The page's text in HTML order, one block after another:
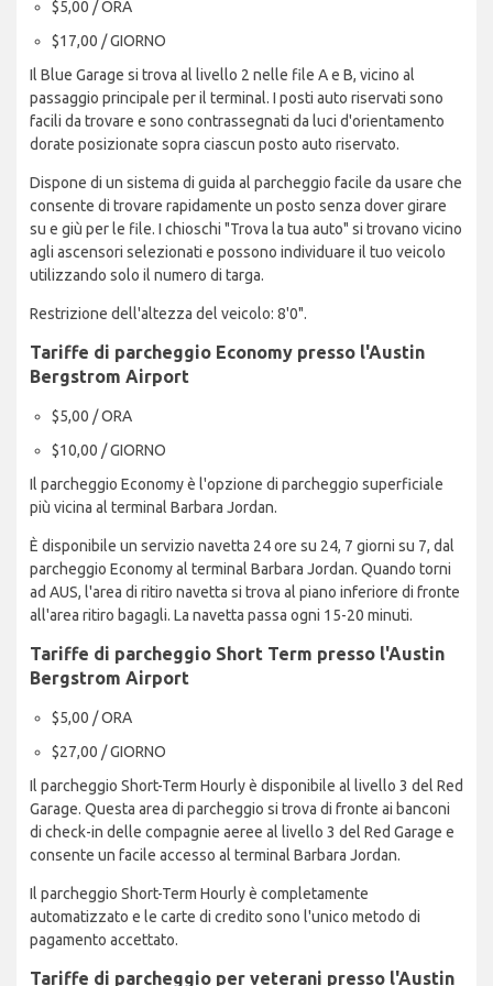
$5,00 / ORA
$17,00 / GIORNO
Il Blue Garage si trova al livello 2 nelle file A e B, vicino al
passaggio principale per il terminal. I posti auto riservati sono
facili da trovare e sono contrassegnati da luci d'orientamento
dorate posizionate sopra ciascun posto auto riservato.
Dispone di un sistema di guida al parcheggio facile da usare che
consente di trovare rapidamente un posto senza dover girare
su e giù per le file. I chioschi "Trova la tua auto" si trovano vicino
agli ascensori selezionati e possono individuare il tuo veicolo
utilizzando solo il numero di targa.
Restrizione dell'altezza del veicolo: 8'0".
Tariffe di parcheggio Economy presso l'Austin
Bergstrom Airport
$5,00 / ORA
$10,00 / GIORNO
Il parcheggio Economy è l'opzione di parcheggio superficiale
più vicina al terminal Barbara Jordan.
È disponibile un servizio navetta 24 ore su 24, 7 giorni su 7, dal
parcheggio Economy al terminal Barbara Jordan. Quando torni
ad AUS, l'area di ritiro navetta si trova al piano inferiore di fronte
all'area ritiro bagagli. La navetta passa ogni 15-20 minuti.
Tariffe di parcheggio Short Term presso l'Austin
Bergstrom Airport
$5,00 / ORA
$27,00 / GIORNO
Il parcheggio Short-Term Hourly è disponibile al livello 3 del Red
Garage. Questa area di parcheggio si trova di fronte ai banconi
di check-in delle compagnie aeree al livello 3 del Red Garage e
consente un facile accesso al terminal Barbara Jordan.
Il parcheggio Short-Term Hourly è completamente
automatizzato e le carte di credito sono l'unico metodo di
pagamento accettato.
Tariffe di parcheggio per veterani presso l'Austin